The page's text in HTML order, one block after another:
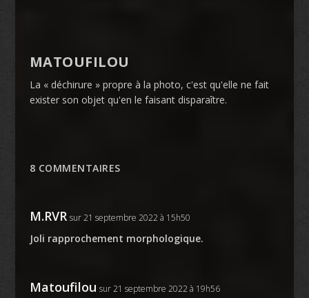
MATOUFILOU
La « déchirure » propre à la photo, c'est qu'elle ne fait
exister son objet qu'en le faisant disparaître.
8 COMMENTAIRES
M.RVR sur 21 septembre 2022 à 15h50
Joli rapprochement morphologique.
Matoufilou sur 21 septembre 2022 à 19h56